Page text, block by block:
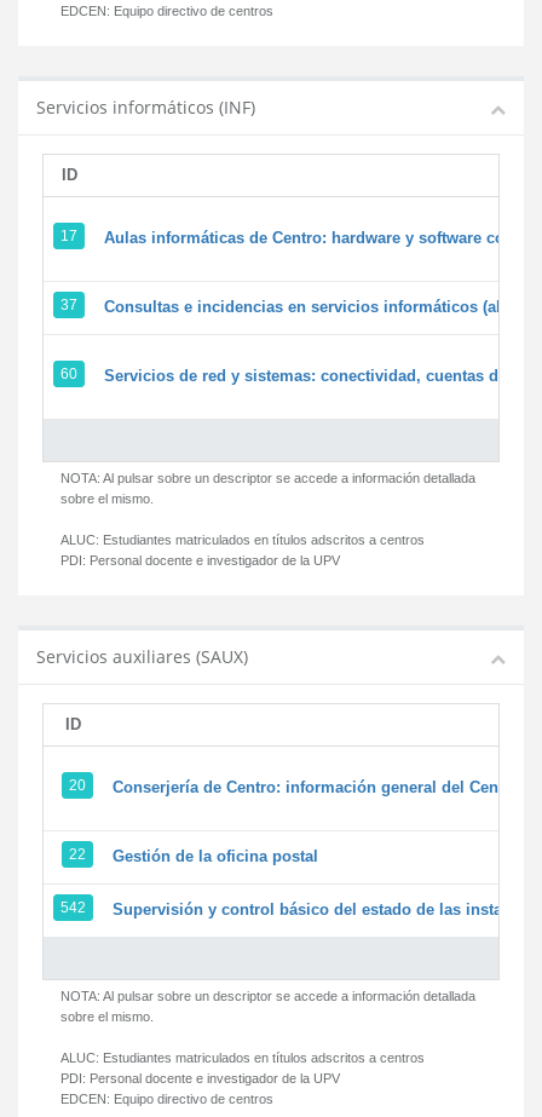
EDCEN: Equipo directivo de centros
Servicios informáticos (INF)
ID
17 Aulas informáticas de Centro: hardware y software
37 Consultas e incidencias en servicios informáticos
60 Servicios de red y sistemas: conectividad, cuentas de
NOTA: Al pulsar sobre un descriptor se accede a información detallada
sobre el mismo.
ALUC: Estudiantes matriculados en títulos adscritos a centros
PDI: Personal docente e investigador de la UPV
Servicios auxiliares (SAUX)
ID
20 Conserjería de Centro: información general del Centro y
22 Gestión de la oficina postal
542 Supervisión y control básico del estado de las
NOTA: Al pulsar sobre un descriptor se accede a información detallada
sobre el mismo.
ALUC: Estudiantes matriculados en títulos adscritos a centros
PDI: Personal docente e investigador de la UPV
EDCEN: Equipo directivo de centros